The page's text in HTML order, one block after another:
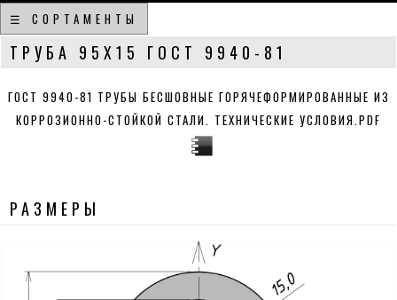
☰ СОРТАМЕНТЫ
ТРУБА 95Х15 ГОСТ 9940-81
ГОСТ 9940-81 ТРУБЫ БЕСШОВНЫЕ ГОРЯЧЕФОРМИРОВАННЫЕ ИЗ
КОРРОЗИОННО-СТОЙКОЙ СТАЛИ. ТЕХНИЧЕСКИЕ УСЛОВИЯ.PDF
РАЗМЕРЫ